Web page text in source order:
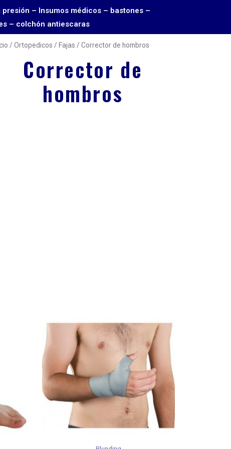
presión – Insumos médicos – bastones –
– colchón antiescaras
/Ortopedicos / Fajas / Corrector de hombros
Corrector de
hombros